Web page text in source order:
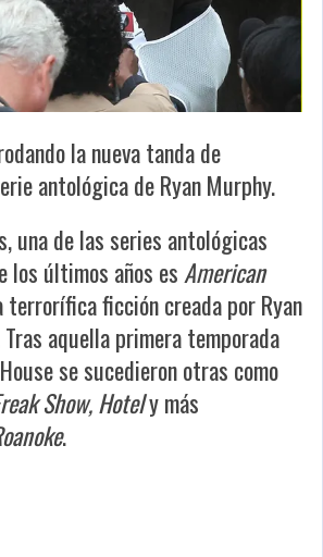
la nueva tanda de
antológica de Ryan Murphy.
una de las series antológicas
los últimos años es American
terrorífica ficción creada por Ryan
aquella primera temporada
se sucedieron otras como
Show, Hotely más
.